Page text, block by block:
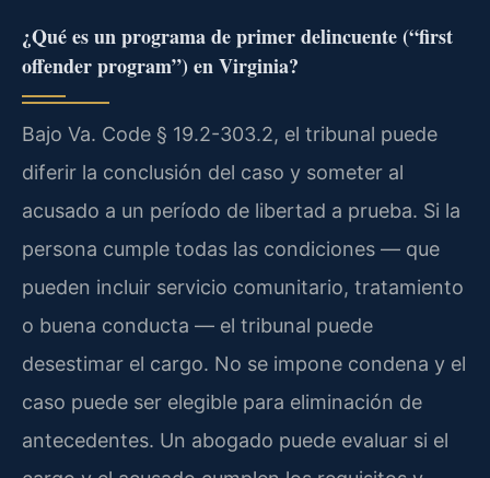
¿Qué es un programa de primer delincuente (“first
offender program”) en Virginia?
Bajo Va. Code § 19.2-303.2, el tribunal puede
diferir la conclusión del caso y someter al
acusado a un período de libertad a prueba. Si la
persona cumple todas las condiciones — que
pueden incluir servicio comunitario, tratamiento
o buena conducta — el tribunal puede
desestimar el cargo. No se impone condena y el
caso puede ser elegible para eliminación de
antecedentes. Un abogado puede evaluar si el